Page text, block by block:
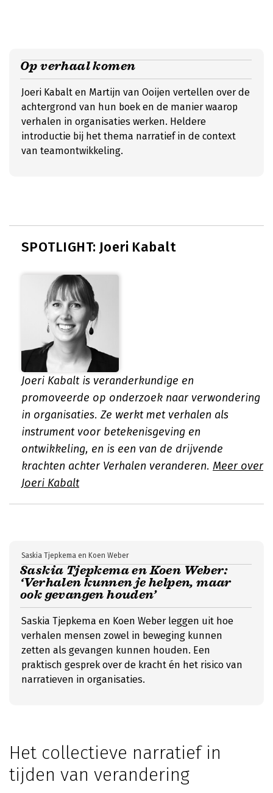
Op verhaal komen
Joeri Kabalt en Martijn van Ooijen vertellen over de
achtergrond van hun boek en de manier waarop
verhalen in organisaties werken. Heldere
introductie bij het thema narratief in de context
van teamontwikkeling.
SPOTLIGHT: Joeri Kabalt
Joeri Kabalt is veranderkundige en
promoveerde op onderzoek naar verwondering
in organisaties. Ze werkt met verhalen als
instrument voor betekenisgeving en
ontwikkeling, en is een van de drijvende
krachten achter Verhalen veranderen. Meer over
Joeri Kabalt
Saskia Tjepkema en Koen Weber:
‘Verhalen kunnen je helpen, maar
ook gevangen houden’
Saskia Tjepkema en Koen Weber
Saskia Tjepkema en Koen Weber leggen uit hoe
verhalen mensen zowel in beweging kunnen
zetten als gevangen kunnen houden. Een
praktisch gesprek over de kracht én het risico van
narratieven in organisaties.
Het collectieve narratief in
tijden van verandering